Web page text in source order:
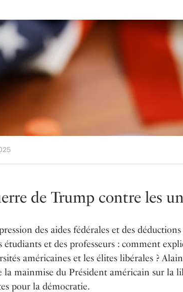
de Trump contre les
des aides fédérales et des
étudiants et des professeurs : comment
américaines et les élites libérales ?
la mainmise du Président américain sur la
pour la démocratie.